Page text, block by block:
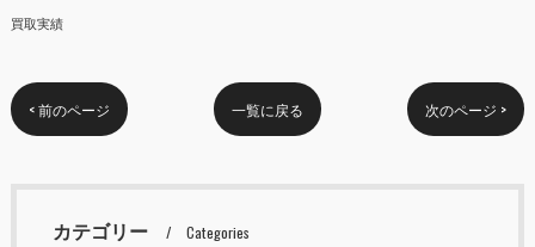
買取実績
< 前のページ 一覧に戻る 次のページ >
カテゴリー Categories